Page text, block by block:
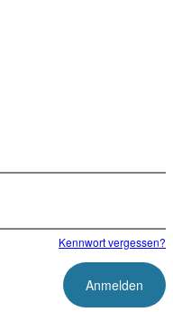
Kennwort vergessen?